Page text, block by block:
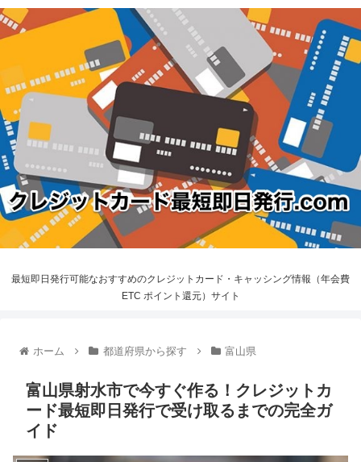
最短即日発行可能なおすすめのクレジットカード・キャッシング情報（年会費
ETC ポイント還元）サイト
ホーム 都道府県から探す 富山県
富山県射水市で今すぐ作る！クレジットカ
ード最短即日発行で受け取るまでの完全ガ
イド